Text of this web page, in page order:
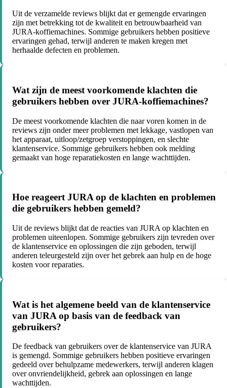
Uit de verzamelde reviews blijkt dat er gemengde ervaringen
zijn met betrekking tot de kwaliteit en betrouwbaarheid van
JURA-koffiemachines. Sommige gebruikers hebben positieve
ervaringen gehad, terwijl anderen te maken kregen met
herhaalde defecten en problemen.
Wat zijn de meest voorkomende klachten die
gebruikers hebben over JURA-koffiemachines?
De meest voorkomende klachten die naar voren komen in de
reviews zijn onder meer problemen met lekkage, vastlopen van
het apparaat, uitloop/zetgroep verstoppingen, en slechte
klantenservice. Sommige gebruikers hebben ook melding
gemaakt van hoge reparatiekosten en lange wachttijden.
Hoe reageert JURA op de klachten en problemen
die gebruikers hebben gemeld?
Uit de reviews blijkt dat de reacties van JURA op klachten en
problemen uiteenlopen. Sommige gebruikers zijn tevreden over
de klantenservice en oplossingen die zijn geboden, terwijl
anderen teleurgesteld zijn over het gebrek aan hulp en de hoge
kosten voor reparaties.
Wat is het algemene beeld van de klantenservice
van JURA op basis van de feedback van
gebruikers?
De feedback van gebruikers over de klantenservice van JURA
is gemengd. Sommige gebruikers hebben positieve ervaringen
gedeeld over behulpzame medewerkers, terwijl anderen klagen
over onvriendelijkheid, gebrek aan oplossingen en lange
wachttijden.